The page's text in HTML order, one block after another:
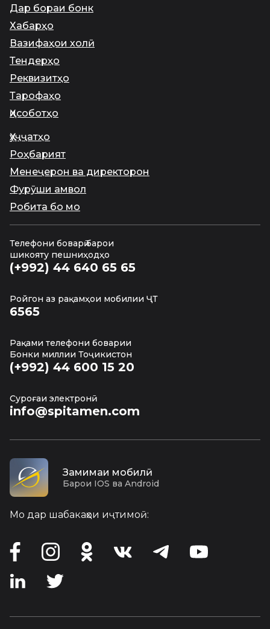
Дар бораи бонк
Хабарҳо
Вазифаҳои холӣ
Тендерҳо
Реквизитҳо
Тарофаҳо
Ҳисоботҳо
Ҳуҷҷатҳо
Роҳбарият
Менеҷерон ва директорон
Фурӯши амвол
Робита бо мо
Телефони боварӣ барои
шикояту пешниҳодҳо
(+992) 44 640 65 65
Ройгон аз рақамҳои мобилии ҶТ
6565
Рақами телефони боварии
Бонки миллии Тоҷикистон
(+992) 44 600 15 20
Суроғаи электронӣ
info@spitamen.com
Замимаи мобилӣ
Барои IOS ва Android
Мо дар шабакаҳои иҷтимоӣ: